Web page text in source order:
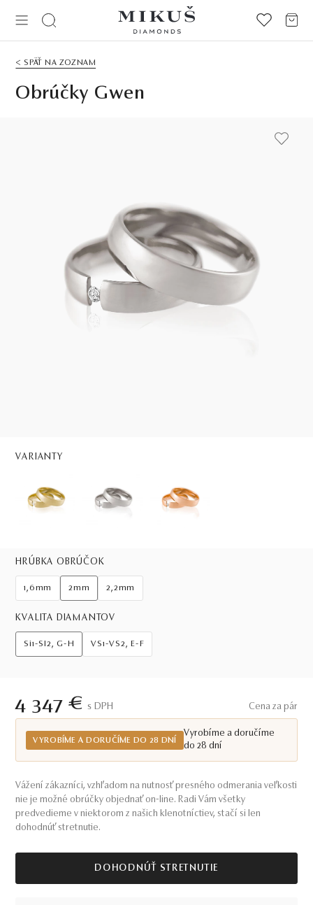
< SPÄŤ NA ZOZNAM
Obrúčky Gwen
VARIANTY
HRÚBKA OBRÚČOK
1,6mm 2mm 2,2mm
KVALITA DIAMANTOV
Si1-SI2, G-H VS1-VS2, E-F
4 347 € S DPH Cena za pár
VYROBÍME A DORUČÍME DO 28 DNÍ
Vyrobíme a doručíme
do 28 dní
Vážení zákazníci, vzhľadom na nutnosť presného odmerania veľkosti
nie je možné obrúčky objednať on-line. Radi Vám všetky
predvedieme v niektorom z našich klenotníctiev, stačí si len
dohodnúť stretnutie.
DOHODNÚŤ STRETNUTIE